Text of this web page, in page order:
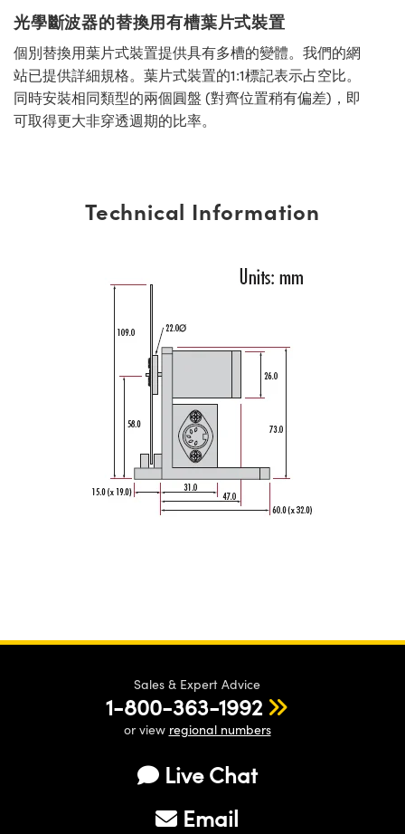
光學斷波器的替換用有槽葉片式裝置
個別替換用葉片式裝置提供具有多槽的變體。我們的網
站已提供詳細規格。葉片式裝置的1:1標記表示占空比。
同時安裝相同類型的兩個圓盤 (對齊位置稍有偏差)，即
可取得更大非穿透週期的比率。
Technical Information
Sales & Expert Advice
1-800-363-1992
or view regional numbers
Live Chat
Email